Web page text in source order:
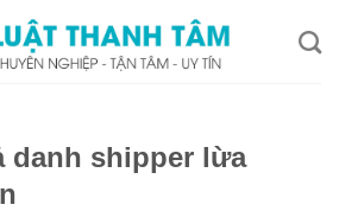
danh shipper lừa